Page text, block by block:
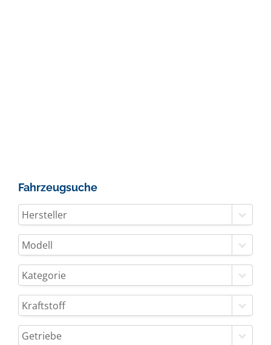
Fahrzeugsuche
Hersteller
Modell
Kategorie
Kraftstoff
Getriebe